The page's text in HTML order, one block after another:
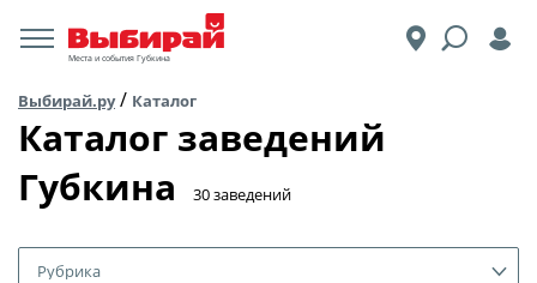
Места и события Губкина
Выбирай.ру/ Каталог
Каталог заведений
Губкина
​30 заведений
Рубрика